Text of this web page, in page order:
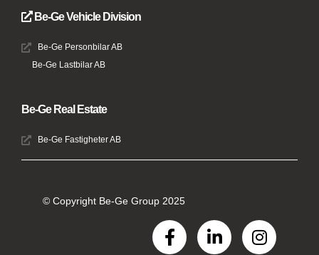
Be-Ge Vehicle Division
Be-Ge Personbilar AB
Be-Ge Lastbilar AB
Be-Ge Real Estate
Be-Ge Fastigheter AB
© Copyright Be-Ge Group 2025